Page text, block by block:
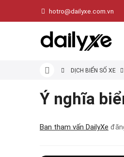
hotro@dailyxe.com.vn
DỊCH BIỂN SỐ XE
Ý nghĩa
Ban tham vấn DailyXe